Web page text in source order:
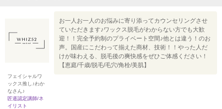
フェイシャルワ
ックス推し♪わか
なさん♪
匠道認定講師/ネ
イリスト
お一人お一人のお悩みに寄り添ってカウンセリングさせ
ていただきます♪ワックス脱毛がわからない方でも大歓
迎！！完全予約制のプライベート空間♪他とは違う！のお
声。国産にこだわって揃えた商材、技術！！やった人だ
けが味わえる、脱毛後の爽快感をぜひご体感ください！
【恵庭/千歳/脱毛/毛穴/角栓/美肌】